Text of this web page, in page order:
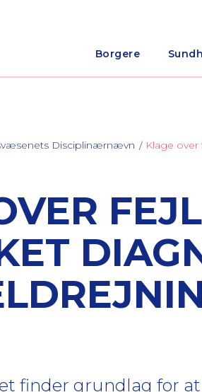
Borgere
Disciplinærnævn Klage
finder grundlag for